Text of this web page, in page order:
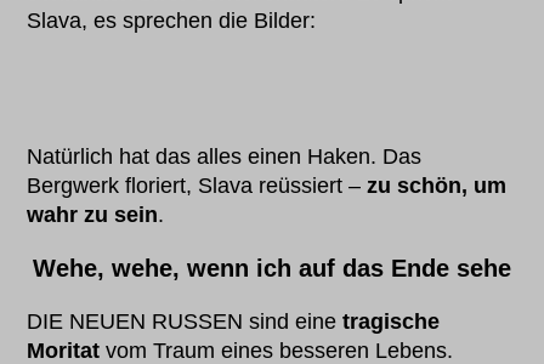
Slava, es sprechen die Bilder:
Natürlich hat das alles einen Haken. Das
Bergwerk floriert, Slava reüssiert –zu schön, um
wahr zu sein.
Wehe, wehe, wenn ich auf das Ende sehe
DIE NEUEN RUSSEN sind einetragische
Moritat vom Traum eines besseren Lebens.